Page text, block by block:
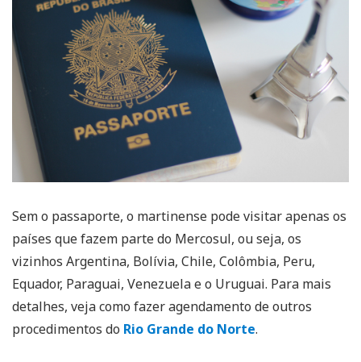
Sem o passaporte, o martinense pode visitar apenas os
países que fazem parte do Mercosul, ou seja, os
vizinhos Argentina, Bolívia, Chile, Colômbia, Peru,
Equador, Paraguai, Venezuela e o Uruguai. Para mais
detalhes, veja como fazer agendamento de outros
procedimentos do Rio Grande do Norte.